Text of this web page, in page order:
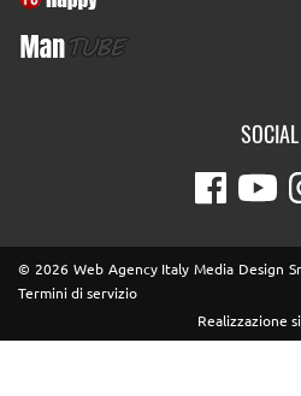
SOCIAL
© 2026 Web Agency Italy Media Design
Termini di servizio
Realizzazione